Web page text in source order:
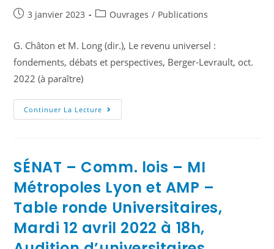
3 janvier 2023 Ouvrages / Publications
G. Châton et M. Long (dir.), Le revenu universel :
fondements, débats et perspectives, Berger-Levrault, oct.
2022 (à paraître)
Continuer La Lecture
SÉNAT – Comm. lois – MI
Métropoles Lyon et AMP –
Table ronde Universitaires,
Mardi 12 avril 2022 à 18h,